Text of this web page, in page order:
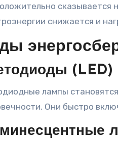
сказывается
снижается и
(LED)
лампы
Они быстро